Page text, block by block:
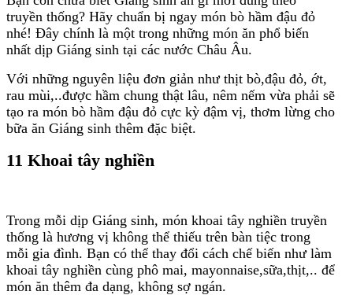
truyền thống? Hãy chuẩn bị ngay món bò hầm đậu đỏ
nhé! Đây chính là một trong những món ăn phổ biến
nhất dịp Giáng sinh tại các nước Châu Âu.
Với những nguyên liệu đơn giản như thịt bò,đậu đỏ, ớt,
rau mùi,..được hầm chung thật lâu, nêm nếm vừa phải sẽ
tạo ra món bò hầm đậu đỏ cực kỳ đậm vị, thơm lừng cho
bữa ăn Giáng sinh thêm đặc biệt.
11 Khoai tây nghiền
Trong mỗi dịp Giáng sinh, món khoai tây nghiền truyền
thống là hương vị không thể thiếu trên bàn tiệc trong
mỗi gia đình. Bạn có thể thay đổi cách chế biến như làm
khoai tây nghiền cùng phô mai, mayonnaise,sữa,thịt,.. để
món ăn thêm đa dạng, không sợ ngán.